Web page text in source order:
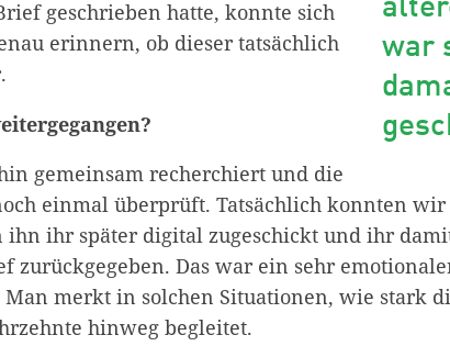
war
geschrieben hatte, konnte sich
erinnern, ob dieser tatsächlich
gemeinsam recherchiert und die
einmal überprüft. Tatsächlich konnten
ihr später digital zugeschickt und ihr
zurückgegeben. Das war ein sehr
merkt in solchen Situationen, wie stark
hinweg begleitet.